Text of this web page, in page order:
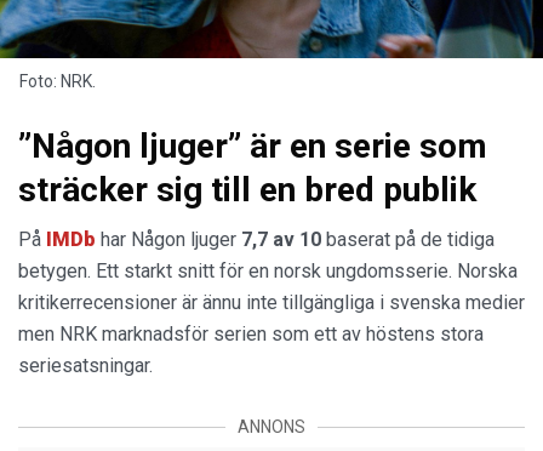
Foto: NRK.
”Någon ljuger” är en serie som
sträcker sig till en bred publik
På IMDb har Någon ljuger 7,7 av 10 baserat på de tidiga
betygen. Ett starkt snitt för en norsk ungdomsserie. Norska
kritikerrecensioner är ännu inte tillgängliga i svenska medier
men NRK marknadsför serien som ett av höstens stora
seriesatsningar.
ANNONS